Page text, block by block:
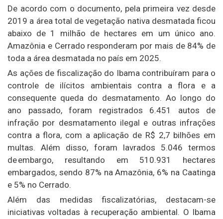
De acordo com o documento, pela primeira vez desde
2019 a área total de vegetação nativa desmatada ficou
abaixo de 1 milhão de hectares em um único ano.
Amazônia e Cerrado responderam por mais de 84% de
toda a área desmatada no país em 2025.
As ações de fiscalização do Ibama contribuíram para o
controle de ilícitos ambientais contra a flora e a
consequente queda do desmatamento. Ao longo do
ano passado, foram registrados 6.451 autos de
infração por desmatamento ilegal e outras infrações
contra a flora, com a aplicação de R$ 2,7 bilhões em
multas. Além disso, foram lavrados 5.046 termos
de embargo, resultando em 510.931 hectares
embargados, sendo 87% na Amazônia, 6% na Caatinga
e 5% no Cerrado.
Além das medidas fiscalizatórias, destacam-se
iniciativas voltadas à recuperação ambiental. O Ibama